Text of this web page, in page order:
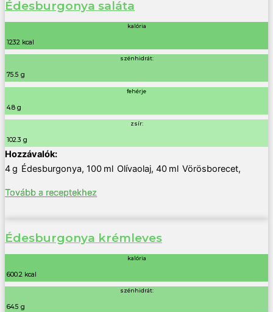
Édesburgonya saláta
kalória
1232 kcal
szénhidrát:
75.5 g
fehérje
4.8 g
zsír:
102.3 g
4g Édesburgonya, 100 ml Olívaolaj, 40 ml Vörösborecet,
Tovább a receptekhez
Édesburgonya krémleves
kalória
600.2 kcal
szénhidrát:
64.5 g